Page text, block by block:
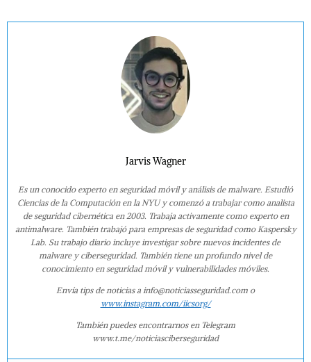
Jarvis Wagner
Es un conocido experto en seguridad móvil y análisis de malware. Estudió
Ciencias de la Computación en la NYU y comenzó a trabajar como analista
de seguridad cibernética en 2003. Trabaja activamente como experto en
antimalware. También trabajó para empresas de seguridad como Kaspersky
Lab. Su trabajo diario incluye investigar sobre nuevos incidentes de
malware y ciberseguridad. También tiene un profundo nivel de
conocimiento en seguridad móvil y vulnerabilidades móviles.
Envía tips de noticias a info@noticiasseguridad.com o
www.instagram.com/iicsorg/
También puedes encontrarnos en Telegram
www.t.me/noticiasciberseguridad